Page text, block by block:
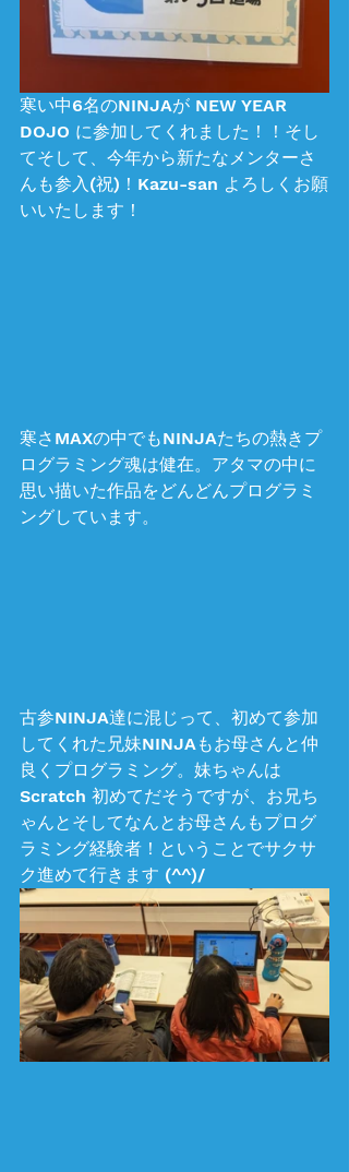
寒い中6名のNINJAが NEW YEAR
DOJO に参加してくれました！！そし
てそして、今年から新たなメンターさ
んも参入(祝)！Kazu-san よろしくお願
いいたします！
寒さMAXの中でもNINJAたちの熱きプ
ログラミング魂は健在。アタマの中に
思い描いた作品をどんどんプログラミ
ングしています。
古参NINJA達に混じって、初めて参加
してくれた兄妹NINJAもお母さんと仲
良くプログラミング。妹ちゃんは
Scratch 初めてだそうですが、お兄ち
ゃんとそしてなんとお母さんもプログ
ラミング経験者！ということでサクサ
ク進めて行きます (^^)/